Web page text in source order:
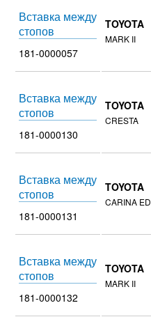
Вставка между
стопов
181-0000057
TOYOTA
MARK II
Вставка между
стопов
181-0000130
TOYOTA
CRESTA
Вставка между
стопов
181-0000131
TOYOTA
CARINA ED
Вставка между
стопов
181-0000132
TOYOTA
MARK II